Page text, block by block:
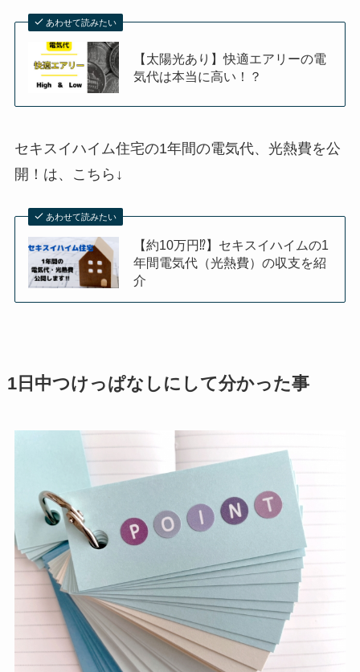
あわせて読みたい
【太陽光あり】快適エアリーの電
気代は本当に高い！？
セキスイハイム住宅の1年間の電気代、光熱費を公
開！は、
こちら↓
あわせて読みたい
【約10万円⁉】セキスイハイムの1
年間電気代（光熱費）の収支を紹
介
1日中つけっぱなしにして分かった事